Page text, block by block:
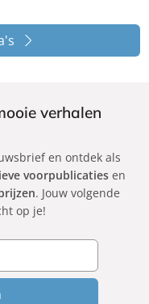
verhalen
en ontdek als
voorpublicaties en
. Jouw volgende
op je!